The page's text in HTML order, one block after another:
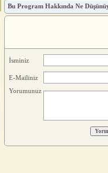
Bu Program Hakkında Ne
İsminiz
E-Mailiniz
Yorumunuz